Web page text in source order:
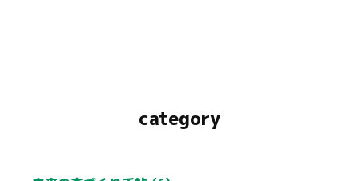
category